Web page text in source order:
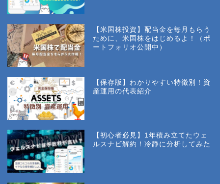
【米国株投資】配当金を毎月もらう
ために、米国株をはじめるよ！（ポ
ートフォリオ公開中）
【保存版】わかりやすい特徴別！資
産運用の代表紹介
【初心者必見】1年積み立てたウェ
ルスナビ解約！冷静に分析してみた